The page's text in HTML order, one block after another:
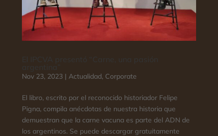
Nov 23, 2023| Actualidad, Corporate
El libro, escrito por el reconocido historiador Felipe
Pigna, compila anécdotas de nuestra historia que
demuestran que la carne vacuna es parte del ADN de
los argentinos. Se puede descargar gratuitamente